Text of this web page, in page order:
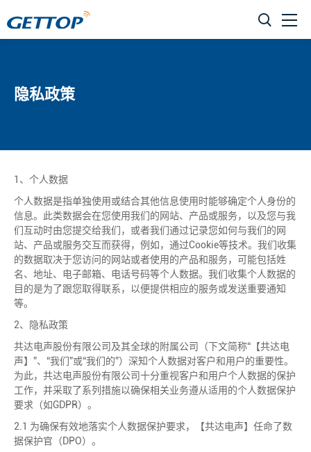
隐私政策
1、个人数据
个人数据是指单独使用或结合其他信息使用时能够确定个人身份的
信息。此类数据会在您使用我们的网站、产品或服务，以及您与我
们互动时由您提交给我们，或者我们通过记录您如何与我们的网
站、产品或服务交互而获得，例如，通过Cookie等技术。我们收集
的数据取决于您访问的网站或者使用的产品和服务，可能包括姓
名、地址、电子邮箱、电话号码等个人数据。我们收集个人数据的
目的是为了跟您取得联系，以便提供相应的服务或发送重要通知
等。
2、隐私政策
共达电声股份有限公司及其全球的附属公司（下文简称“【共达电
声】”、“我们”或“我们的”）深知个人数据对客户和用户的重要性。
为此，共达电声股份有限公司十分重视客户和用户个人数据的保护
工作，并采取了系列措施以确保相关业务遵从适用的个人数据保护
要求（如GDPR）。
2.1 为确保有效地落实个人数据保护要求，【共达电声】任命了数
据保护官（DPO）。